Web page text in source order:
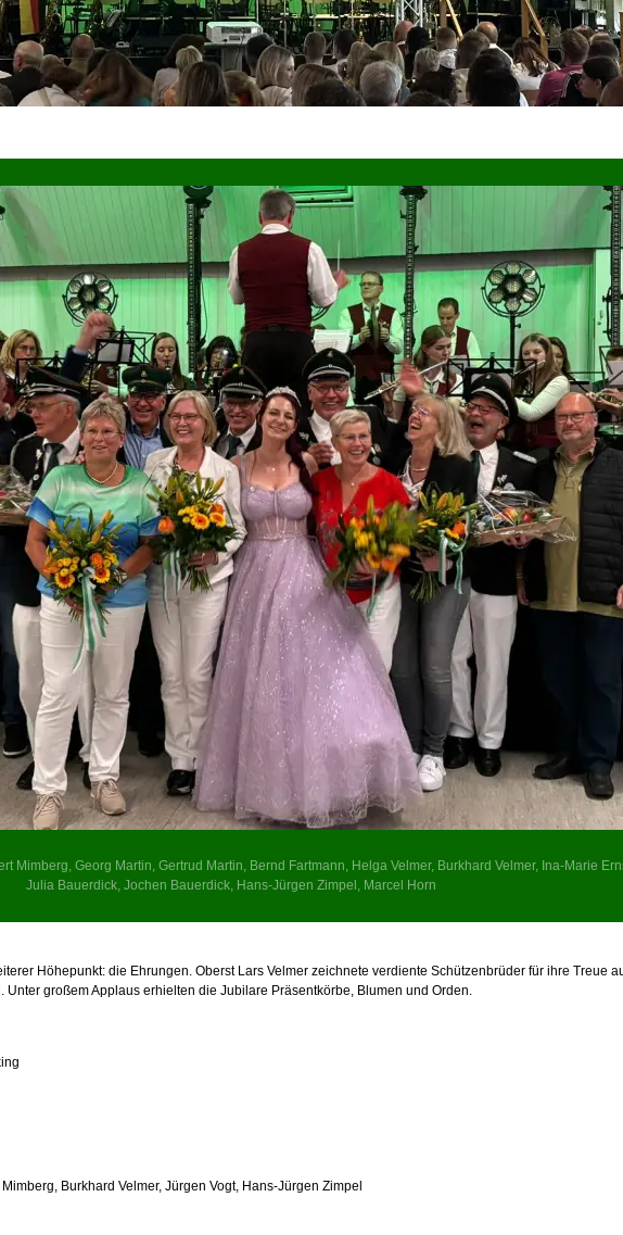
Mimberg, Georg Martin, Gertrud Martin, Bernd Fartmann, Helga Velmer, Burkhard Velmer, Ina-Marie
Julia Bauerdick, Jochen Bauerdick, Hans-Jürgen Zimpel, Marcel Horn
Höhepunkt: die Ehrungen. Oberst Lars Velmer zeichnete verdiente Schützenbrüder für ihre Treue
großem Applaus erhielten die Jubilare Präsentkörbe, Blumen und Orden.
Burkhard Velmer, Jürgen Vogt, Hans-Jürgen Zimpel